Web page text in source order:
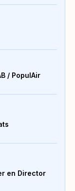
/ PopulAir
en Director